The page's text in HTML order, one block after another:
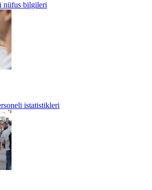
nüfus bilgileri
istatistikleri